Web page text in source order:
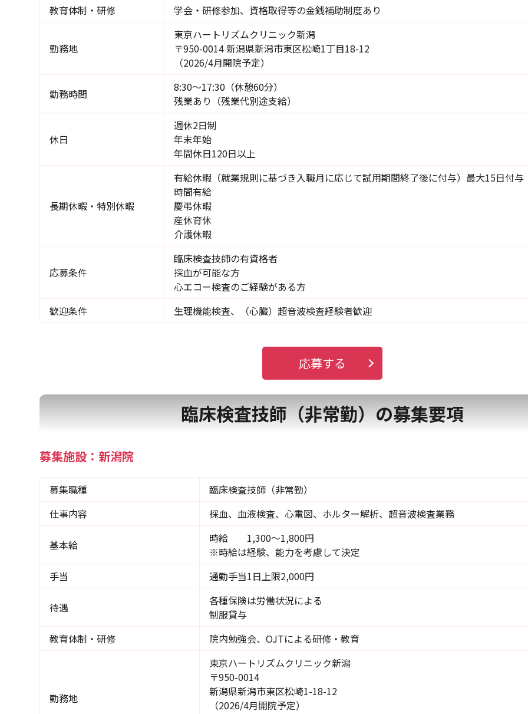
教育体制・研修
学会・研修参加、資格取得等の金銭補助制度あり
勤務地
東京ハートリズムクリニック新潟
〒950-0014 新潟県新潟市東区松崎1丁目18-12
（2026/4月開院予定）
勤務時間
8:30～17:30（休憩60分）
残業あり（残業代別途支給）
休日
週休2日制
年末年始
年間休日120日以上
長期休暇・特別休暇
有給休暇（就業規則に基づき入職月に応じて試用期間終了後に付与）最大15日付与
時間有給
慶弔休暇
産休育休
介護休暇
応募条件
臨床検査技師の有資格者
採血が可能な方
心エコー検査のご経験がある方
歓迎条件
生理機能検査、（心臓）超音波検査経験者歓迎
応募する
臨床検査技師（非常勤）の募集要項
募集施設：新潟院
募集職種
臨床検査技師（非常勤）
仕事内容
採血、血液検査、心電図、ホルター解析、超音波検査業務
基本給
時給 1,300～1,800円
※時給は経験、能力を考慮して決定
手当
通勤手当1日上限2,000円
待遇
各種保険は労働状況による
制服貸与
教育体制・研修
院内勉強会、OJTによる研修・教育
勤務地
東京ハートリズムクリニック新潟
〒950-0014
新潟県新潟市東区松崎1-18-12
（2026/4月開院予定）